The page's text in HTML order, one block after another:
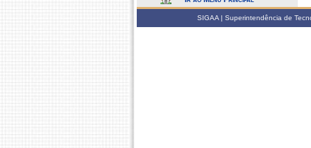
SIGAA | Superintendência de